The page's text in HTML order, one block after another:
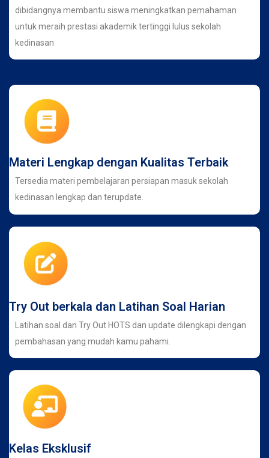
dibidangnya membantu siswa meningkatkan pemahaman
untuk meraih prestasi akademik tertinggi lulus sekolah
kedinasan
Materi Lengkap dengan Kualitas Terbaik
Tersedia materi pembelajaran persiapan masuk sekolah
kedinasan lengkap dan terupdate.
Try Out berkala dan Latihan Soal Harian
Latihan soal dan Try Out HOTS dan update dilengkapi dengan
pembahasan yang mudah kamu pahami.
Kelas Eksklusif